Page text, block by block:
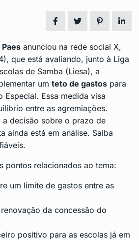
anunciou na rede social X,
que está avaliando, junto à Liga
de Samba (Liesa), a
um teto de gastos para
Especial. Essa medida visa
entre as agremiações.
decisão sobre o prazo de
ainda está em análise. Saiba
.
pontos relacionados ao tema:
um limite de gastos entre as
da concessão do
positivo para as escolas já em